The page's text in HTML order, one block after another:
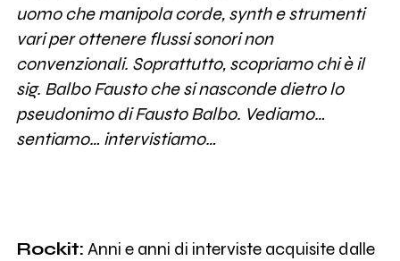
uomo che manipola corde, synth e strumenti
vari per ottenere flussi sonori non
convenzionali. Soprattutto, scopriamo chi è il
sig. Balbo Fausto che si nasconde dietro lo
pseudonimo di Fausto Balbo. Vediamo…
sentiamo… intervistiamo…
Rockit: Anni e anni di interviste acquisite dalle